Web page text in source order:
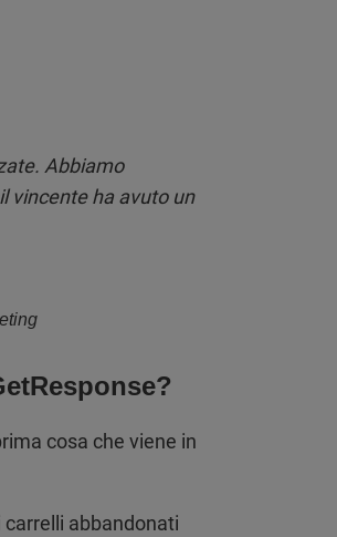
Abbiamo
vincente ha avuto un
cosa che viene in
abbandonati